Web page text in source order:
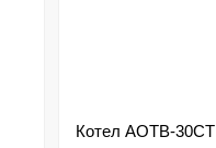
Котел АОТВ-30СТ